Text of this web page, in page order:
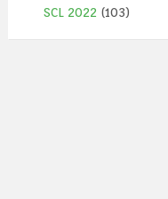
SCL 2022 (103)